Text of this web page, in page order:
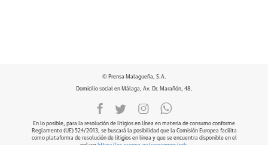
© Prensa Malagueña, S.A.
Domicilio social en Málaga, Av. Dr. Marañón, 48.
En lo posible, para la resolución de litigios en línea en materia de consumo conforme
Reglamento (UE) 524/2013, se buscará la posibilidad que la Comisión Europea facilita
como plataforma de resolución de litigios en línea y que se encuentra disponible en el